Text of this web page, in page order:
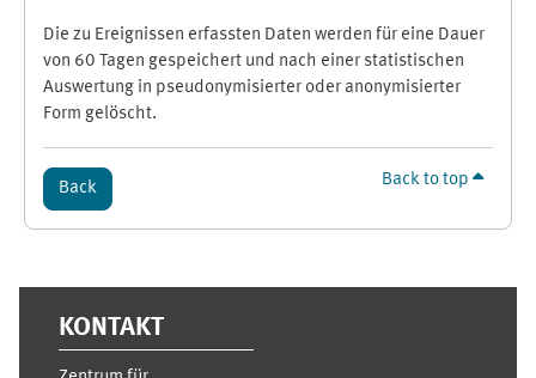
Die zu Ereignissen erfassten Daten werden für eine Dauer
von 60 Tagen gespeichert und nach einer statistischen
Auswertung in pseudonymisierter oder anonymisierter
Form gelöscht.
Back Back to top
KONTAKT